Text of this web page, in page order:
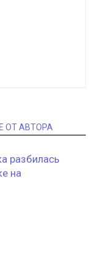
ОТ АВТОРА
разбилась
на